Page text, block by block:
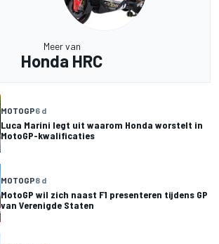
Meer van
Honda HRC
MOTOGP6 d
Luca Marini legt uit waarom Honda worstelt in
MotoGP-kwalificaties
MOTOGP8 d
MotoGP wil zich naast F1 presenteren tijdens GP
van Verenigde Staten